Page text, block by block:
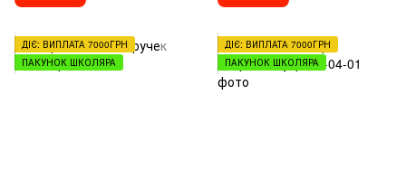
ДІЄ: ВИПЛАТА 7000ГРН
ПАКУНОК ШКОЛЯРА
ДІЄ: ВИПЛАТА 7000ГРН
ПАКУНОК ШКОЛЯРА